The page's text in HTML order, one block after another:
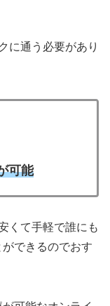
に通う必要があり
可能
くて手軽で誰にも
できるのでおす